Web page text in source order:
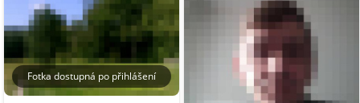
Fotka dostupná po přihlášení